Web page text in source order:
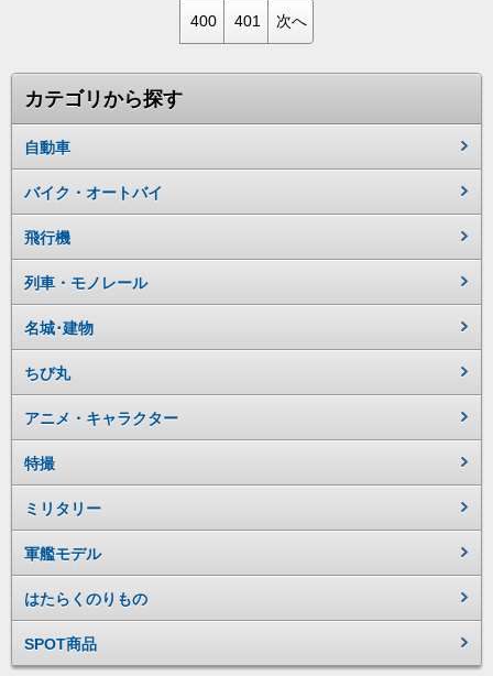
400 401 次へ
カテゴリから探す
自動車
バイク・オートバイ
飛行機
列車・モノレール
名城･建物
ちび丸
アニメ・キャラクター
特撮
ミリタリー
軍艦モデル
はたらくのりもの
SPOT商品